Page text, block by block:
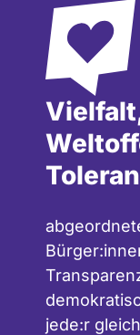
jede:r